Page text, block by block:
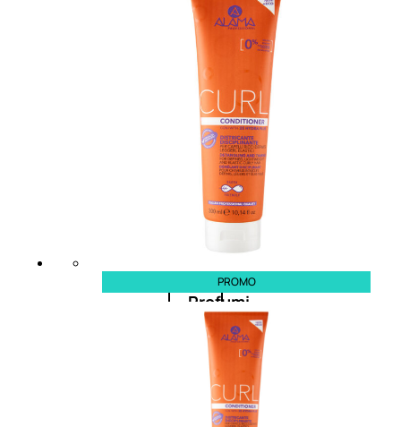
NATURALI
Fragranze Nature
Viso/Labbra/Occhi Nature
Corpo
Mani
Maschera Nature
Trattamenti Viso
Detergenza
Bagno Nature
Deodoranti
Profumi
nature
Viso/Labbra/Occhi
PROMO